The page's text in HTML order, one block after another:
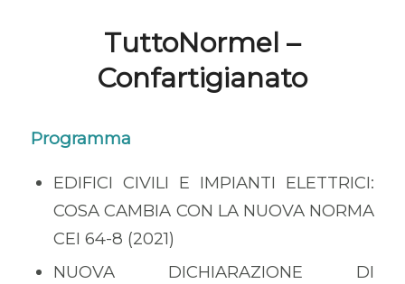
TuttoNormel –
Confartigianato
Programma
EDIFICI CIVILI E IMPIANTI ELETTRICI:
COSA CAMBIA CON LA NUOVA NORMA
CEI 64-8 (2021)
NUOVA DICHIARAZIONE DI